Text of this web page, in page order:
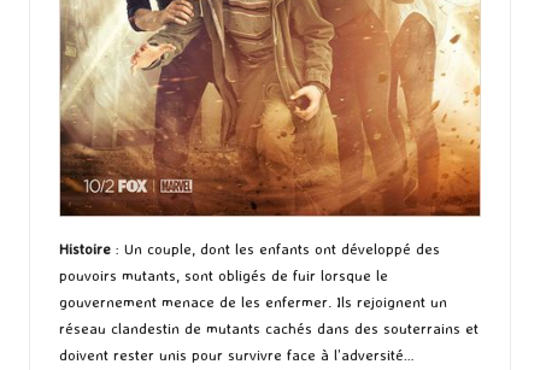
Histoire : Un couple, dont les enfants ont développé des
pouvoirs mutants, sont obligés de fuir lorsque le
gouvernement menace de les enfermer. Ils rejoignent un
réseau clandestin de mutants cachés dans des souterrains et
doivent rester unis pour survivre face à l’adversité…